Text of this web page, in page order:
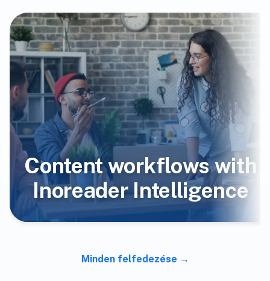
Content workflows with
Inoreader Intelligence
Minden felfedezése